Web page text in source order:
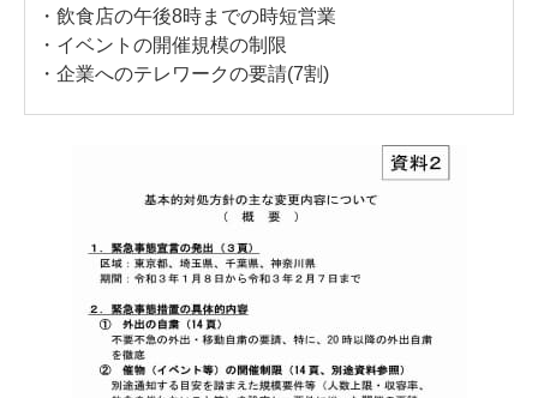
・飲食店の午後8時までの時短営業
・イベントの開催規模の制限
・企業へのテレワークの要請(7割)